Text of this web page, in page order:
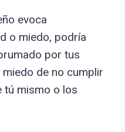
evoca
o miedo, podría
por tus
de no cumplir
tú mismo o los